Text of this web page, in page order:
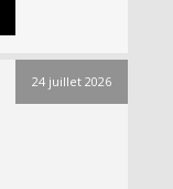
24 juillet 2026